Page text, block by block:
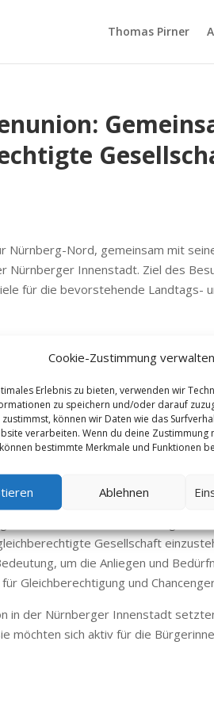
Cookie-Zustimmung verwalten
Erlebnis zu bieten, verwenden wir
zu speichern und/oder darauf
können wir Daten wie das
verarbeiten. Wenn du deine Zustimmung
bestimmte Merkmale und Funktionen
Ablehnen
Thomas Pirner
Nürnberg-Nord, gemeinsam mit
Nürnberger Innenstadt. Ziel des
für die bevorstehende Landtags-
den Mitgliedern der Frauenunion
und Lösungsansätze für
und Projekte, die sie
Wahlbezirk zu vertreten.
für ihre tatkräftige Unterstützung
Frauen in der Politik angemessen
Entscheidungsfindung
der Kreisvorsitzenden der
und betonte die Wichtigkeit
Gesellschaft
um die Anliegen und
Gleichberechtigung und
in der Nürnberger Innenstadt
möchten sich aktiv für die